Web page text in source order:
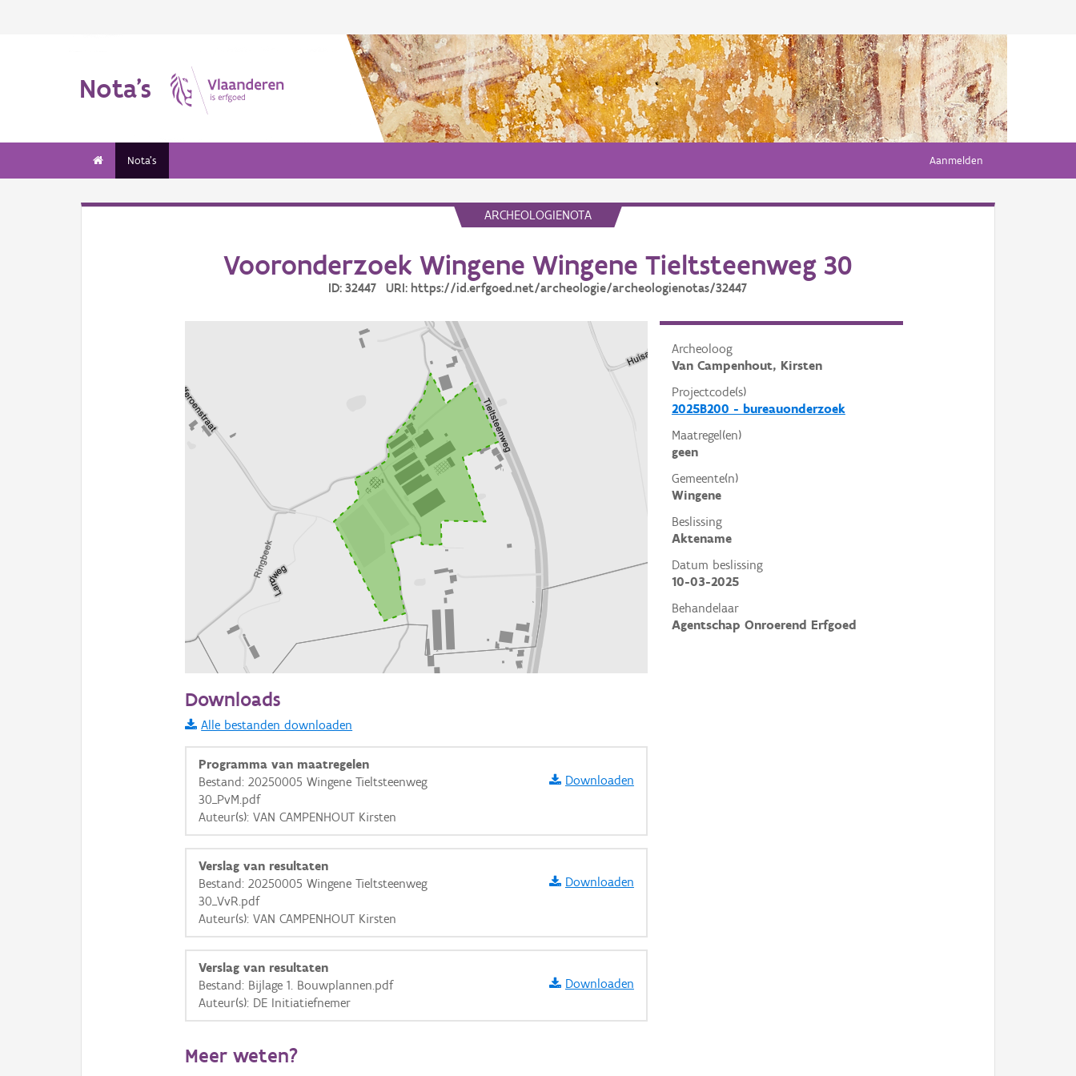
Nota's
Nota's Aanmelden
ARCHEOLOGIENOTA
Vooronderzoek Wingene Wingene Tieltsteenweg 30
ID: 32447 URI: https://id.erfgoed.net/archeologie/archeologienotas/32447
Archeoloog
Van Campenhout, Kirsten
Projectcode(s)
2025B200 - bureauonderzoek
Maatregel(en)
geen
Gemeente(n)
Wingene
Beslissing
Aktename
Datum beslissing
10-03-2025
Behandelaar
Agentschap Onroerend Erfgoed
Informatie Vlaanderen
i
+
Basis Lagen
Ortho
GRB-Basiskaart
Downloads
Alle bestanden downloaden
Programma van maatregelen
Bestand: 20250005 Wingene Tieltsteenweg
30_PvM.pdf
Auteur(s): VAN CAMPENHOUT Kirsten
Downloaden
Verslag van resultaten
Bestand: 20250005 Wingene Tieltsteenweg
30_VvR.pdf
Auteur(s): VAN CAMPENHOUT Kirsten
Downloaden
Verslag van resultaten
Bestand: Bijlage 1. Bouwplannen.pdf
Auteur(s): DE Initiatiefnemer
Downloaden
Meer weten?